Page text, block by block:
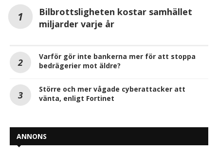
Bilbrottsligheten kostar samhället
miljarder varje år
Varför gör inte bankerna mer för att stoppa
bedrägerier mot äldre?
Större och mer vågade cyberattacker att
vänta, enligt Fortinet
ANNONS